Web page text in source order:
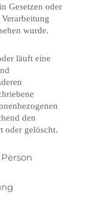
Gesetzen oder
wurde.
läuft eine
den
oder gelöscht.